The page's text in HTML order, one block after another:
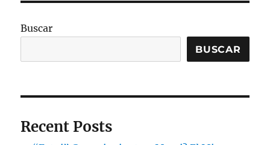
Buscar
BUSCAR
Recent Posts